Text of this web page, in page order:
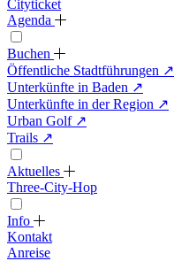
Cityticket
Agenda
Buchen
Öffentliche Stadtführungen ↗
Unterkünfte in Baden ↗
Unterkünfte in der Region ↗
Urban Golf ↗
Trails ↗
Aktuelles
Three-City-Hop
Info
Kontakt
Anreise